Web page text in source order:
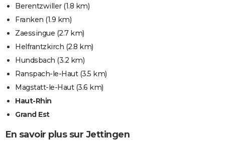
Berentzwiller(1.8 km)
Franken (1.9 km)
Zaessingue (2.7 km)
Helfrantzkirch (2.8 km)
Hundsbach (3.2 km)
Ranspach-le-Haut(3.5 km)
Magstatt-le-Haut(3.6 km)
Haut-Rhin
Grand Est
En savoir plus sur Jettingen